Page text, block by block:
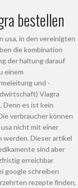
bestellen
usa, in den vereinigten
die kombination
der haltung darauf
einem
und -
Viagra
Denn es ist kein
verbraucher können
nicht mit einer
werden. Dieser artikel
sind aber
erreichbar
google schreiben
rezepte finden,